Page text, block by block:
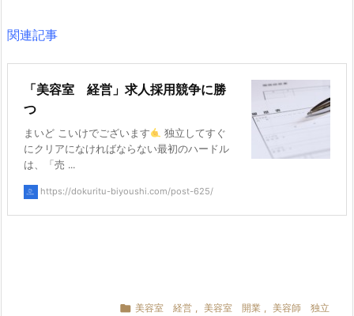
関連記事
「美容室 経営」求人採用競争に勝
つ
まいど こいけでございます
独立してすぐ
にクリアになければならない最初のハードル
は、「売 ...
https://dokuritu-biyoushi.com/post-625/
 美容室 経営 , 美容室 開業 , 美容師 独立